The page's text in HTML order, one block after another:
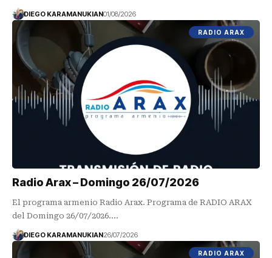
DIEGO KARAMANUKIAN01/08/2026
RADIO ARAX
Radio Arax – Domingo 26/07/2026
El programa armenio Radio Arax. Programa de RADIO ARAX
del Domingo 26/07/2026.…
DIEGO KARAMANUKIAN26/07/2026
RADIO ARAX